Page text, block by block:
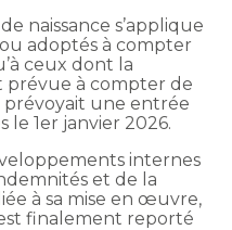
naissance s’applique
adoptés à compter
ceux dont la
prévue à compter de
prévoyait une entrée
le 1er janvier 2026.
internes
et de la
à sa mise en œuvre,
est finalement reporté